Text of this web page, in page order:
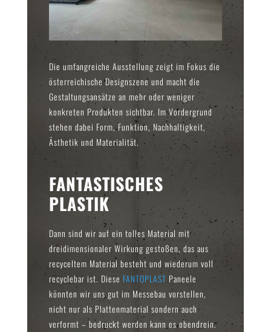
Die umfangreiche Ausstellung zeigt im Fokus die
österreichische Designszene und macht die
Gestaltungsansätze an mehr oder weniger
konkreten Produkten sichtbar. Im Vordergrund
stehen dabei Form, Funktion, Nachhaltigkeit,
Ästhetik und Materialität.
FANTASTISCHES
PLASTIK
Dann sind wir auf ein tolles Material mit
dreidimensionaler Wirkung gestoßen, das aus
recyceltem Material besteht und wiederum voll
recyclebar ist. Diese FANTOPLAST Paneele
könnten wir uns gut im Messebau vorstellen,
nicht nur als Plattenmaterial sondern auch
verformt – bedruckt werden kann es obendrein.